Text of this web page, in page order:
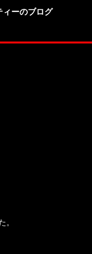
ィーのブログ
。